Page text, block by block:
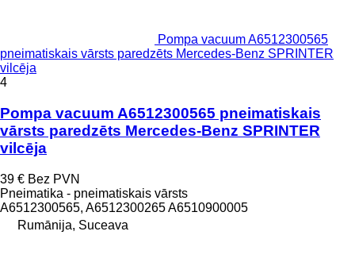
Pompa vacuum A6512300565
pneimatiskais vārsts paredzēts Mercedes-Benz SPRINTER
vilcēja
4
Pompa vacuum A6512300565 pneimatiskais
vārsts paredzēts Mercedes-Benz SPRINTER
vilcēja
39 € Bez PVN
Pneimatika - pneimatiskais vārsts
A6512300565, A6512300265 A6510900005
Rumānija, Suceava